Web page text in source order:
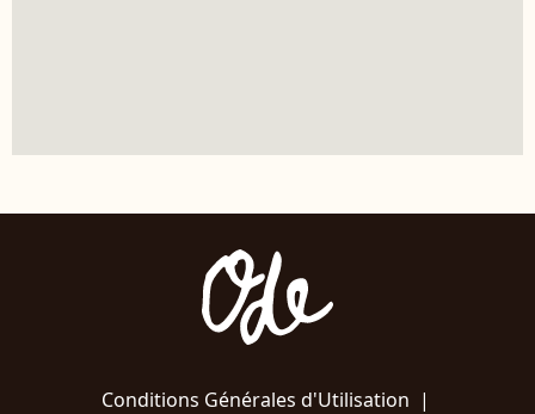
Conditions Générales d'Utilisation |